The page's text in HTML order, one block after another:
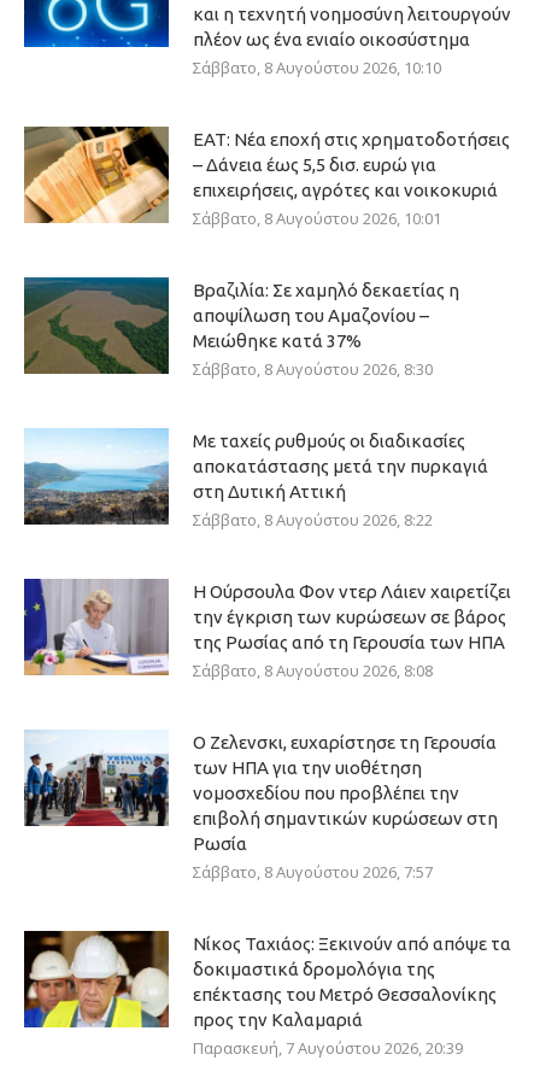
και η τεχνητή νοημοσύνη λειτουργούν
πλέον ως ένα ενιαίο οικοσύστημα
Σάββατο, 8 Αυγούστου 2026, 10:10
ΕΑΤ: Νέα εποχή στις χρηματοδοτήσεις
– Δάνεια έως 5,5 δισ. ευρώ για
επιχειρήσεις, αγρότες και νοικοκυριά
Σάββατο, 8 Αυγούστου 2026, 10:01
Βραζιλία: Σε χαμηλό δεκαετίας η
αποψίλωση του Αμαζονίου –
Μειώθηκε κατά 37%
Σάββατο, 8 Αυγούστου 2026, 8:30
Με ταχείς ρυθμούς οι διαδικασίες
αποκατάστασης μετά την πυρκαγιά
στη Δυτική Αττική
Σάββατο, 8 Αυγούστου 2026, 8:22
Η Ούρσουλα Φον ντερ Λάιεν χαιρετίζει
την έγκριση των κυρώσεων σε βάρος
της Ρωσίας από τη Γερουσία των ΗΠΑ
Σάββατο, 8 Αυγούστου 2026, 8:08
Ο Ζελενσκι, ευχαρίστησε τη Γερουσία
των ΗΠΑ για την υιοθέτηση
νομοσχεδίου που προβλέπει την
επιβολή σημαντικών κυρώσεων στη
Ρωσία
Σάββατο, 8 Αυγούστου 2026, 7:57
Νίκος Ταχιάος: Ξεκινούν από απόψε τα
δοκιμαστικά δρομολόγια της
επέκτασης του Μετρό Θεσσαλονίκης
προς την Καλαμαριά
Παρασκευή, 7 Αυγούστου 2026, 20:39